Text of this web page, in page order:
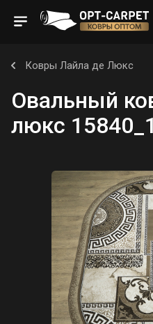
Ковры Лайла де Люкс
Овальный
люкс